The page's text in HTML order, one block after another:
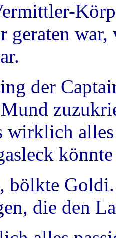
geraten
der
wirklich
bölkte
die den